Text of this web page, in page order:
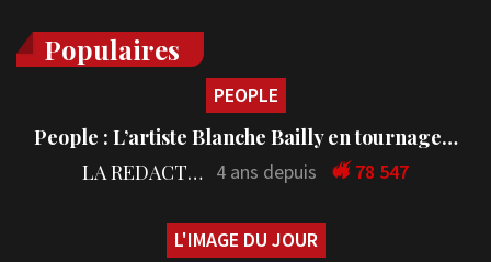
Populaires
PEOPLE
People : L’artiste Blanche Bailly en tournage…
LA REDACTION 4 ans depuis 78 547
L'IMAGE DU JOUR